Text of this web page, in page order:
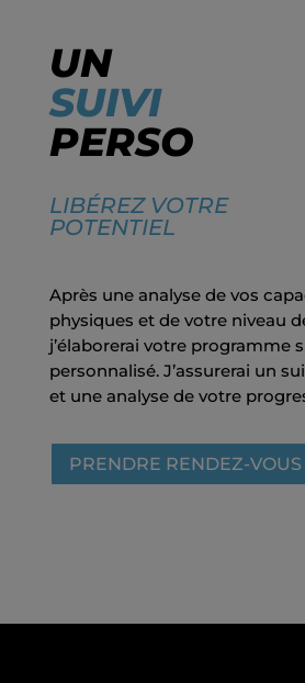
UN
SUIVI
PERSO
LIBÉREZ VOTRE
POTENTIEL
Après une analyse de vos
physiques et de votre niveau
j’élaborerai votre programme
personnalisé. J’assurerai un
et une analyse de votre
PRENDRE RENDEZ-VOUS